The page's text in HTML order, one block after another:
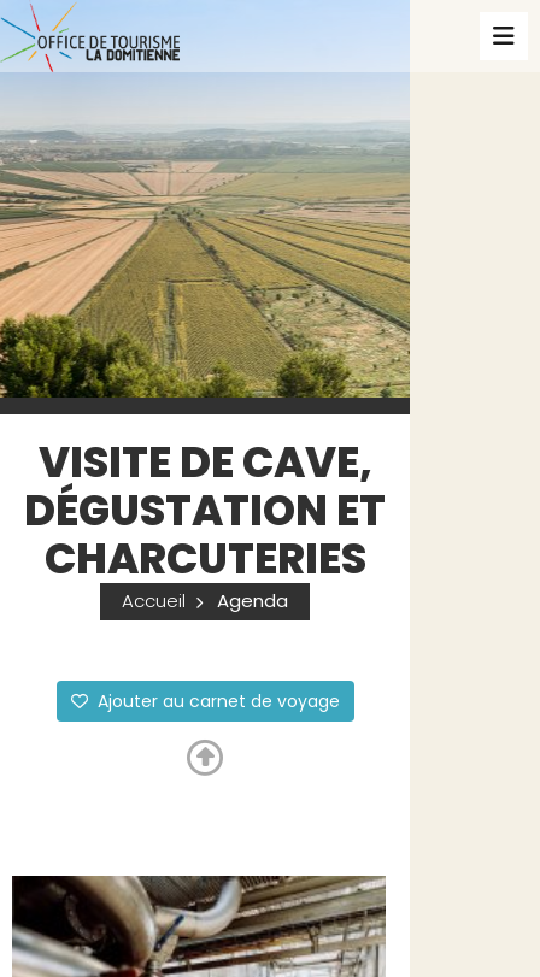
VISITE DE CAVE,
DÉGUSTATION ET
CHARCUTERIES
Accueil Agenda
Ajouter au carnet de voyage